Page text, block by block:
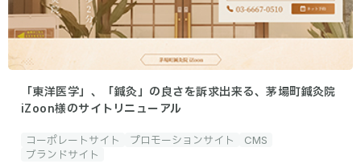
「東洋医学」、「鍼灸」の良さを訴求出来る、茅場町鍼灸院
iZoon様のサイトリニューアル
コーポレートサイト プロモーションサイト
CMS
ブランドサイト